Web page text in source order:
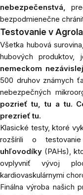
nebezpečenstvá,
bezpodmienečne
Testovanie v
Všetka hubová
hubových produktov,
nemeckom
500 druhov známych
nebezpečných
pozrieťtu, tu a tu.
prezrieťtu.
Klasické testy, ktoré
rozšírili o
uhľovodíky (PAHs),
ovplyvniť vývoj
kardiovaskulárnymi
Finálna výroba našich